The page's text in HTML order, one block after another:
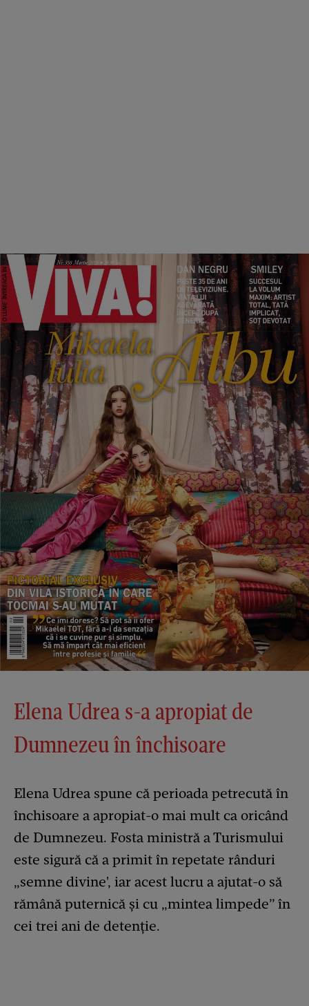
Elena Udrea s-a apropiat de
Dumnezeu în închisoare
Elena Udrea spune că perioada petrecută în
închisoare a apropiat-o mai mult ca oricând
de Dumnezeu. Fosta ministră a Turismului
este sigură că a primit în repetate rânduri
„semne divine', iar acest lucru a ajutat-o să
rămână puternică și cu „mintea limpede” în
cei trei ani de detenție.